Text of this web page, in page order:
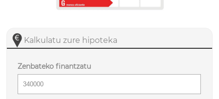
Kalkulatu zure hipoteka
Zenbateko finantzatu